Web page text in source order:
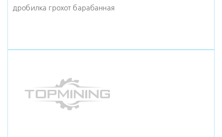
конусная дробилка
дробилка грохот барабанная